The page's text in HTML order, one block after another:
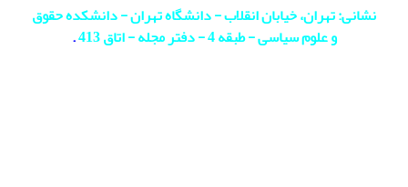
نشانی: تهران، خیابان انقلاب - دانشگاه تهران - دانشکده حقوق
و علوم سیاسی - طبقه 4 - دفتر مجله - اتاق 413
.